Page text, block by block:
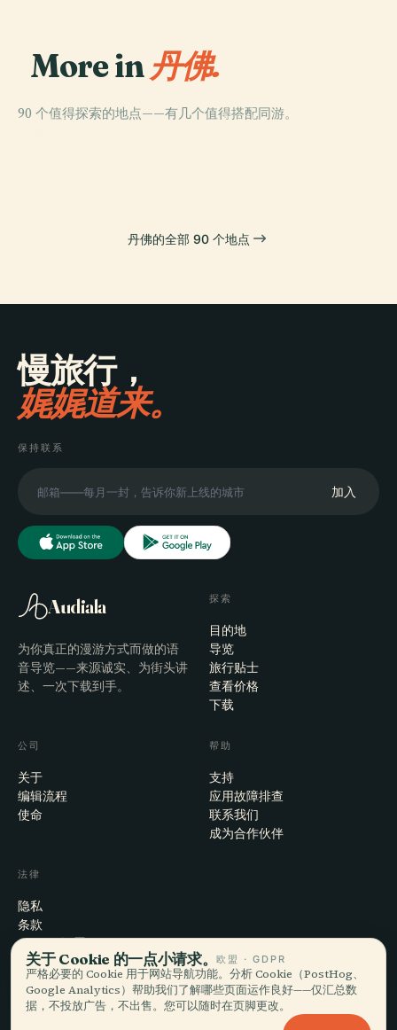
More in丹佛.
90 个值得探索的地点——有几个值得搭配同游。
PLACE PLACE
丹佛的全部 90 个地点
慢旅行，
娓娓道来。
保持联系
加入
Audiala
为你真正的漫游方式而做的语
音导览——来源诚实、为街头讲
述、一次下载到手。
探索
目的地
导览
旅行贴士
查看价格
下载
公司
关于
编辑流程
使命
帮助
支持
应用故障排查
联系我们
成为合作伙伴
法律
隐私
条款
Cookie 设置
注销账户
关于 Cookie 的一点小请求。欧盟 · GDPR
严格必要的 Cookie 用于网站导航功能。分析 Cookie（PostHog、
Google Analytics）帮助我们了解哪些页面运作良好——仅汇总数
据，不投放广告，不出售。您可以随时在页脚更改。